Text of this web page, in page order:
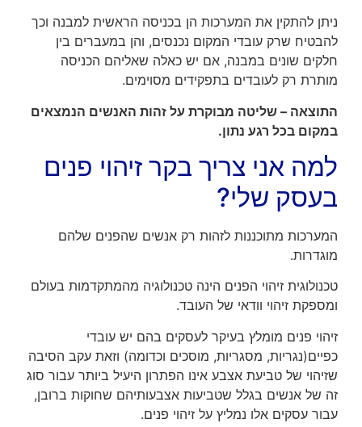
ניתן להתקין את המערכות הן בכניסה הראשית למבנה וכך
להבטיח שרק עובדי המקום נכנסים, והן במעברים בין
חלקים שונים במבנה, אם יש כאלה שאליהם הכניסה
מותרת רק לעובדים בתפקידים מסוימים.
התוצאה – שליטה מבוקרת על זהות האנשים הנמצאים
במקום בכל רגע נתון.
למה אני צריך בקר זיהוי פנים
בעסק שלי?
המערכות מתוכננות לזהות רק אנשים שהפנים שלהם
מוגדרות.
טכנולוגית זיהוי הפנים הינה טכנולוגיה מהמתקדמות בעולם
ומספקת זיהוי וודאי של העובד.
זיהוי פנים מומלץ בעיקר לעסקים בהם יש עובדי
כפיים(נגריות, מסגריות, מוסכים וכדומה) וזאת עקב הסיבה
שזיהוי של טביעת אצבע אינו הפתרון היעיל ביותר עבור סוג
זה של אנשים בגלל שטביעות אצבעותיהם שחוקות ברובן,
עבור עסקים אלו נמליץ על זיהוי פנים.